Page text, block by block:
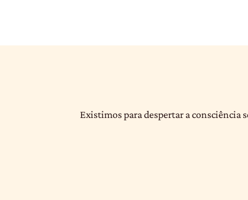
Existimos para despertar a consciência